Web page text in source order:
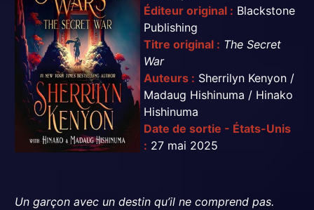
Éditeur original : Blackstone
Publishing
Titre original : The Secret
War
Auteurs : Sherrilyn Kenyon /
Madaug Hishinuma / Hinako
Hishinuma
Date de sortie - États-Unis
: 27 mai 2025
Un garçon avec un destin qu’il ne comprend pas.